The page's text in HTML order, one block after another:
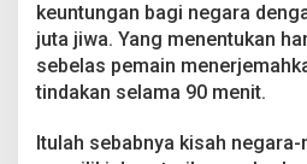
keuntungan bagi negara
juta jiwa. Yang menentukan
sebelas pemain
tindakan selama 90 menit.
Itulah sebabnya kisah